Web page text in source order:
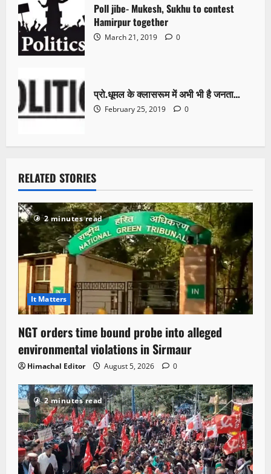
Poll jibe- Mukesh, Sukhu to contest
Hamirpur together
March 21, 2019 0
प्रो.धूमल के क्लासरूम में अभी भी है जनता…
February 25, 2019 0
RELATED STORIES
2 minutes read
It Matters
NGT orders time bound probe into alleged
environmental violations in Sirmaur
Himachal Editor August 5, 2026 0
2 minutes read